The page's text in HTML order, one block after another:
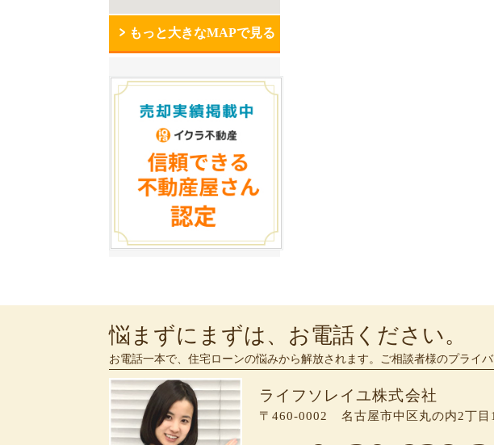
もっと大きなMAPで見る
悩まずにまずは、お電話ください。
お電話一本で、住宅ローンの悩みから解放されます。ご相談者様のプライ
ライフソレイユ株式会社
〒460-0002 名古屋市中区丸の内2丁